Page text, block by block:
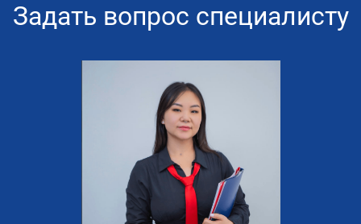
Задать вопрос специалисту